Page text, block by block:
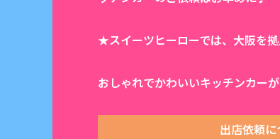
★スイーツヒーローでは、大阪を
おしゃれでかわいいキッチンカー
出店依頼に